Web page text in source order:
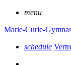
menu
Marie-Curie-
schedule